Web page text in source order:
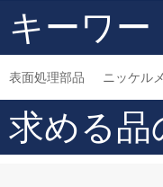
機械部品
キーワー
表面処理部品 ニッケル
求める品